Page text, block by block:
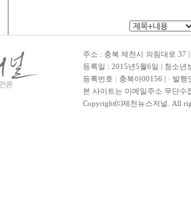
주소 : 충북 제천시 의림대로 37
등록일 : 2015년5월6일 | 청소
등록번호 : 충북아00156 | · 발
본 사이트는 이메일주소 무단수
Copyright⒞제천뉴스저널. All